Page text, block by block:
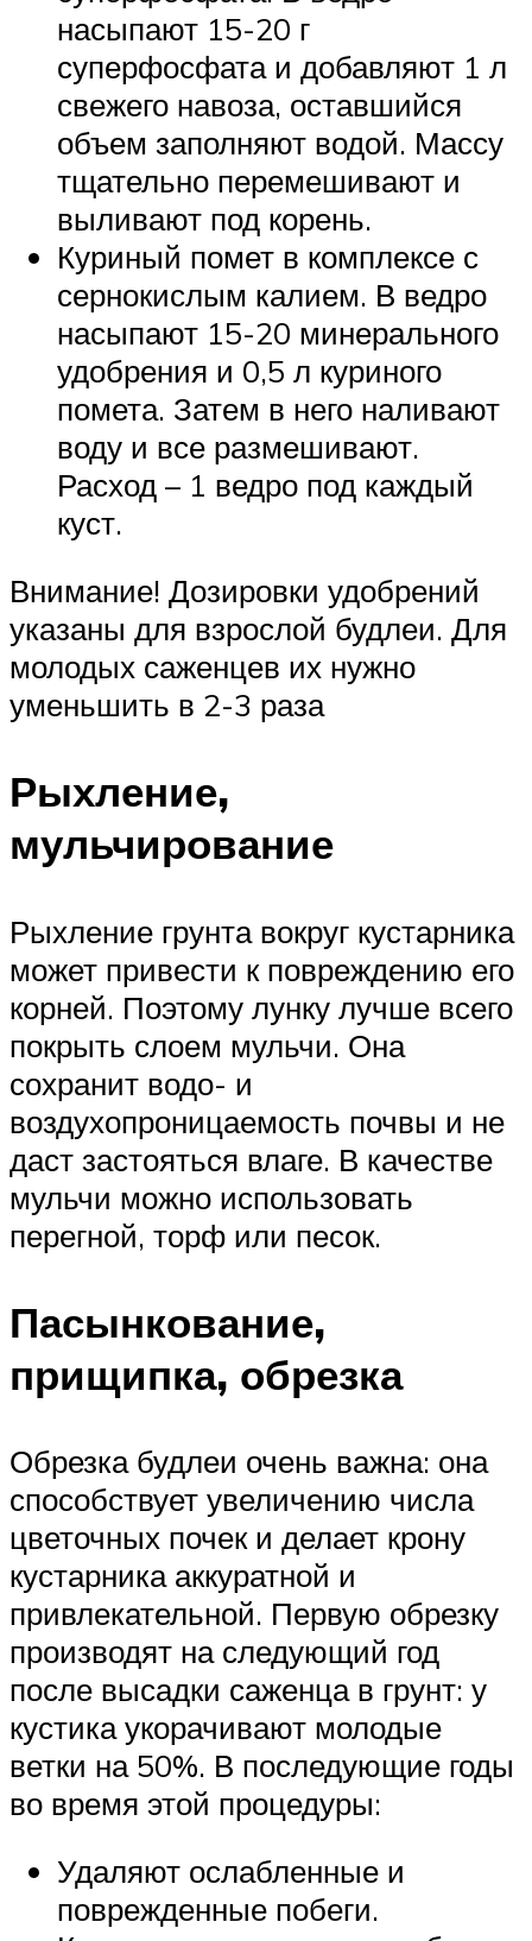
насыпают 15-20 г
суперфосфата и добавляют 1 л
свежего навоза, оставшийся
объем заполняют водой. Массу
тщательно перемешивают и
выливают под корень.
Куриный помет в комплексе с
сернокислым калием. В ведро
насыпают 15-20 минерального
удобрения и 0,5 л куриного
помета. Затем в него наливают
воду и все размешивают.
Расход – 1 ведро под каждый
куст.
Внимание! Дозировки удобрений
указаны для взрослой будлеи. Для
молодых саженцев их нужно
уменьшить в 2-3 раза
Рыхление,
мульчирование
Рыхление грунта вокруг кустарника
может привести к повреждению его
корней. Поэтому лунку лучше всего
покрыть слоем мульчи. Она
сохранит водо- и
воздухопроницаемость почвы и не
даст застояться влаге. В качестве
мульчи можно использовать
перегной, торф или песок.
Пасынкование,
прищипка, обрезка
Обрезка будлеи очень важна: она
способствует увеличению числа
цветочных почек и делает крону
кустарника аккуратной и
привлекательной. Первую обрезку
производят на следующий год
после высадки саженца в грунт: у
кустика укорачивают молодые
ветки на 50%. В последующие годы
во время этой процедуры:
Удаляют ослабленные и
поврежденные побеги.